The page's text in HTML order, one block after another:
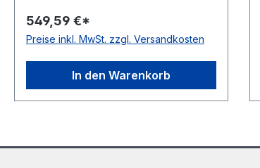
Drives Ausführung: ohne
Metallnieten antistatisch: nein
Gewebeeinlagen Farbe: rot
Rollenlänge: 30, 10 bzw. 2
549,59 €*
Preise inkl. MwSt. zzgl. Versandkosten
In den Warenkorb